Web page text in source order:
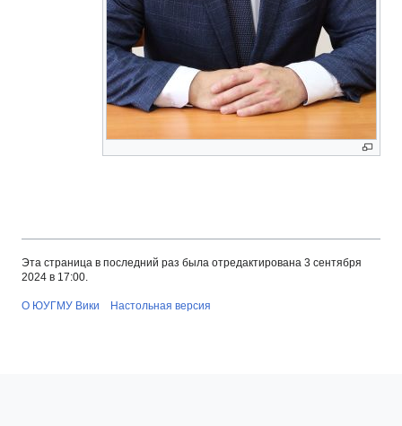
Эта страница в последний раз была отредактирована 3 сентября
2024 в 17:00.
О ЮУГМУ Вики Настольная версия